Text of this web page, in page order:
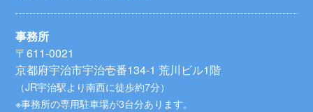
事務所
〒611-0021
京都府宇治市宇治壱番134-1 荒川ビル1階
（JR宇治駅より南西に徒歩約7分）
※事務所の専用駐車場が3台分あります。